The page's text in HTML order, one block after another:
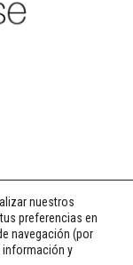
nuestros
preferencias en
navegación (por
información y